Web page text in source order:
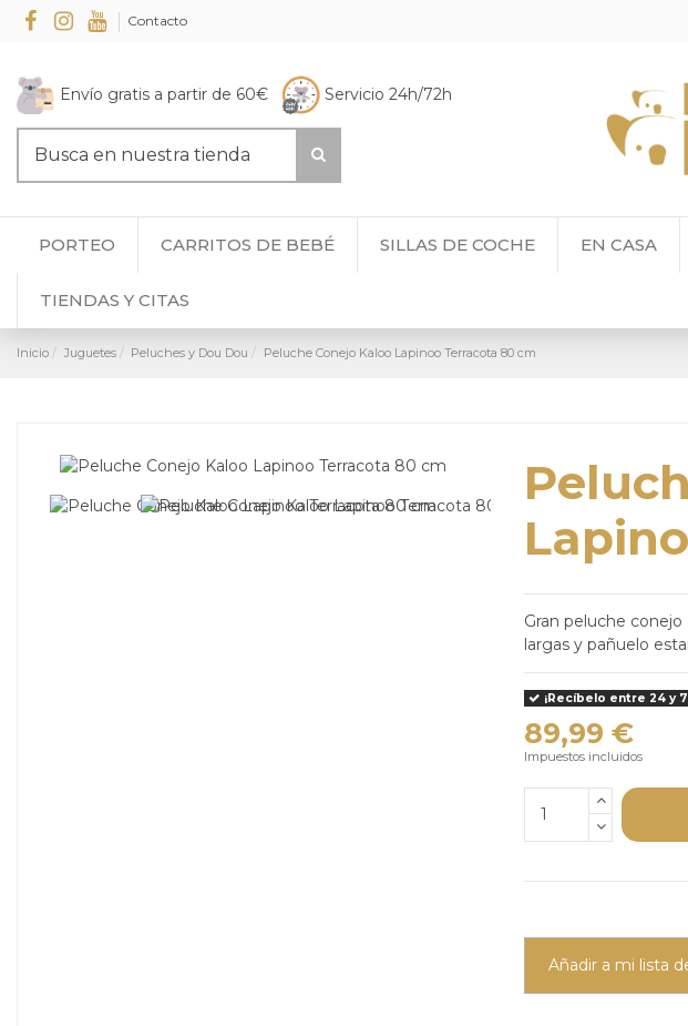
Contacto
Envío gratis a partir de 60€ Servicio 24h/72h
PORTEO CARRITOS DE BEBÉ SILLAS DE COCHE EN CASA
TIENDAS Y CITAS
Inicio Juguetes Peluches y Dou Dou Peluche Conejo Kaloo Lapinoo Terracota 80 cm
Gran peluche
largas y pañuelo
¡Recíbelo entre 24 y
89,99 €
Impuestos incluidos
Añadir a mi lista